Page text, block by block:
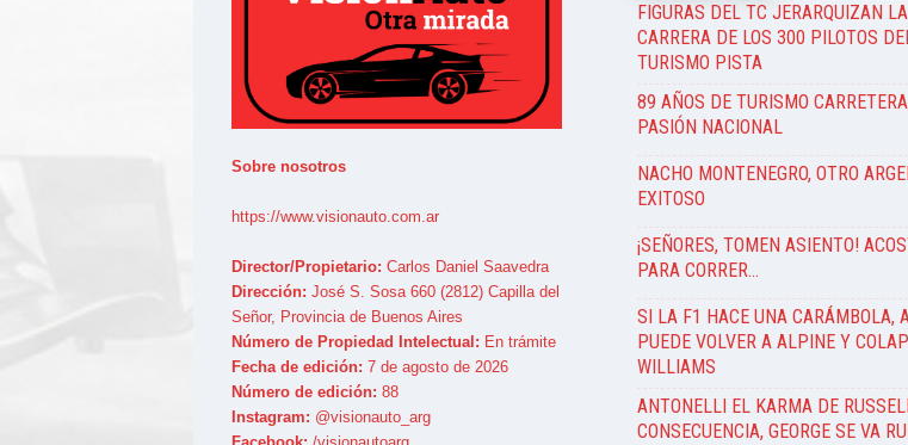
Sobre nosotros
https://www.visionauto.com.ar
Director/Propietario: Carlos Daniel Saavedra
Dirección: José S. Sosa 660 (2812) Capilla del
Señor, Provincia de Buenos Aires
Número de Propiedad Intelectual: En trámite
Fecha de edición: 7 de agosto de 2026
Número de edición: 88
Instagram: @visionauto_arg
FIGURAS DEL TC JERARQUIZAN LA
CARRERA DE LOS 300 PILOTOS
TURISMO PISTA
89 AÑOS DE TURISMO
PASIÓN NACIONAL
NACHO MONTENEGRO, OTRO
EXITOSO
¡SEÑORES, TOMEN ASIENTO!
PARA CORRER…
SI LA F1 HACE UNA CARÁMBOLA,
PUEDE VOLVER A ALPINE Y
WILLIAMS
ANTONELLI EL KARMA DE
CONSECUENCIA, GEORGE SE VA